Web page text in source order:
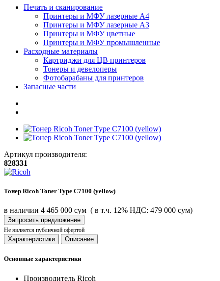
Печать и сканирование
Принтеры и МФУ лазерные А4
Принтеры и МФУ лазерные А3
Принтеры и МФУ цветные
Принтеры и МФУ промышленные
Расходные материалы
Картриджи для ЦВ принтеров
Тонеры и девелоперы
Фотобарабаны для принтеров
Запасные части
Артикул производителя:
828331
Тонер Ricoh Toner Type C7100 (yellow)
в наличии 4 465 000 сум ( в т.ч. 12% НДС: 479 000 сум)
Запросить предложение
Не является публичной офертой
Характеристики Описание
Основные характеристики
Производитель Ricoh